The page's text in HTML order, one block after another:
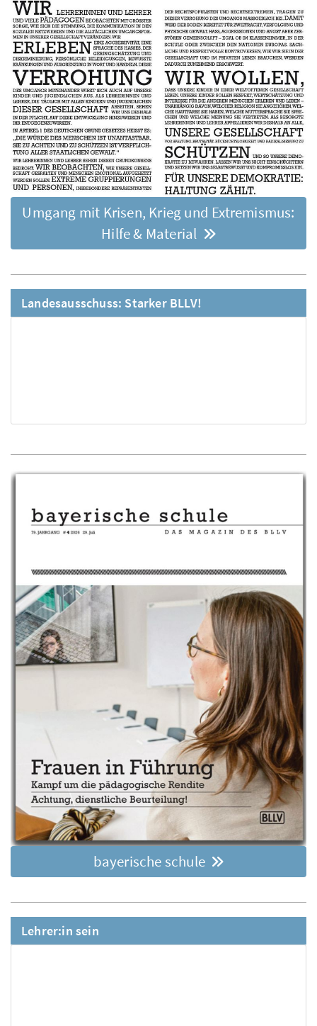
Umgang mit Krisen, Krieg und Extremismus:
Hilfe & Material
Landesausschuss: Starker BLLV!
bayerische schule
Lehrer:in sein